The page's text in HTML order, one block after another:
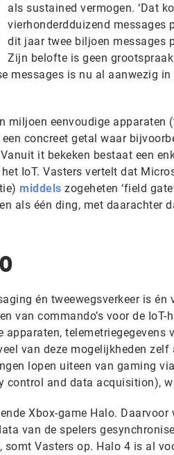
als sustained vermogen. ‘Dat
vierhonderdduizend messages
dit jaar twee biljoen messages
Zijn belofte is geen
messages is nu al aanwezig
miljoen eenvoudige apparaten
concreet getal waar
it bekeken bestaat een
IoT. Vasters vertelt dat
middels zogeheten ‘field
als één ding, met daarachter
én tweewegsverkeer is én
van commando’s voor de IoT-
telemetriegegevens
van deze mogelijkheden zelf
lopen uiteen van gaming
control and data acquisition),
Xbox-game Halo. Daarvoor
van de spelers
somt Vasters op. Halo 4 is al